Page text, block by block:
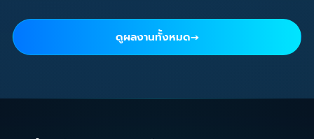
ดูผลงานทั้งหมด→